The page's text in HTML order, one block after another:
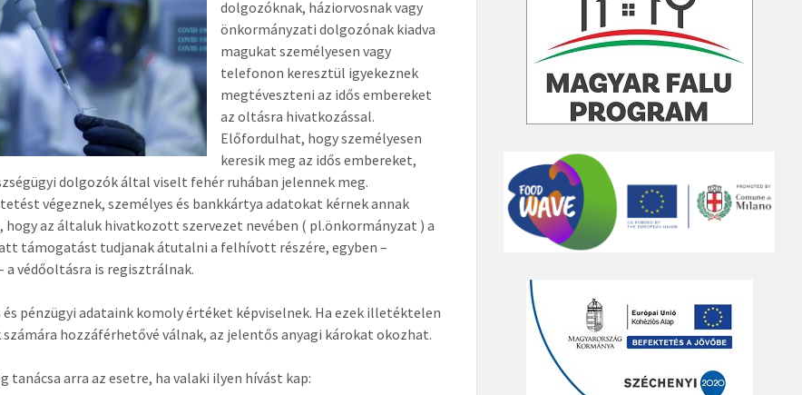
dolgozóknak, háziorvosnak vagy
önkormányzati dolgozónak kiadva
magukat személyesen vagy
telefonon keresztül igyekeznek
megtéveszteni az idős embereket
az oltásra hivatkozással.
Előfordulhat, hogy személyesen
keresik meg az idős embereket,
dolgozók által viselt fehér ruhában jelennek meg.
végeznek, személyes és bankkártya adatokat kérnek annak
hogy az általuk hivatkozott szervezet nevében ( pl.önkormányzat ) a
támogatást tudjanak átutalni a felhívott részére, egyben –
a védőoltásra is regisztrálnak.
és pénzügyi adataink komoly értéket képviselnek. Ha ezek illetéktelen
számára hozzáférhetővé válnak, az jelentős anyagi károkat okozhat.
tanácsa arra az esetre, ha valaki ilyen hívást kap: